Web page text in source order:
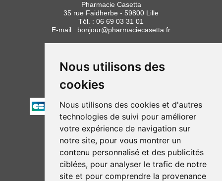
Nous utilisons des
cookies
Nous utilisons des cookies et d'autres
technologies de suivi pour améliorer
votre expérience de navigation sur
notre site, pour vous montrer un
contenu personnalisé et des publicités
ciblées, pour analyser le trafic de notre
site et pour comprendre la provenance
Pharmacie Casetta
35 rue Faidherbe - 59800 Lille
Tél. : 06 69 03 31 01
E-mail : bonjour@pharmaciecasetta.fr
HORAIRES
Lundi au vendredi : 8h30 à 19h30
Samedi : 9h00 à 19h30
PAIEMENT
NOUS SUIVRE